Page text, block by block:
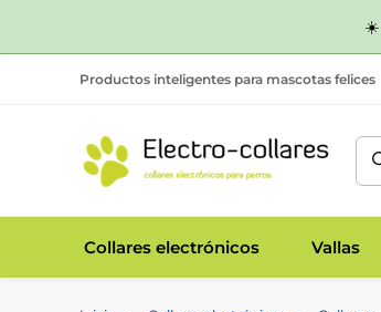
☀️
Productos inteligentes para mascotas felices
Collares electrónicos Vallas